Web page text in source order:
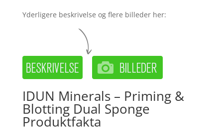
Yderligere beskrivelse og flere billeder her:
IDUN Minerals – Priming &
Blotting Dual Sponge
Produktfakta